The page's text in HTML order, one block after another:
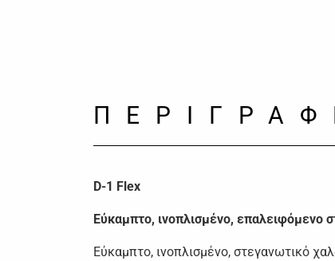
D-1 Flex
Εύκαμπτο, ινοπλισμένο, επαλειφόμενο
Εύκαμπτο, ινοπλισμένο, στεγανωτικό